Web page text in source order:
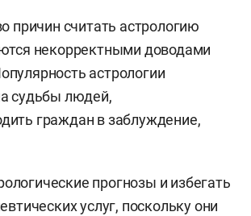
причин считать астрологию
некорректными доводами
астрологии
судьбы людей,
граждан в заблуждение,
прогнозы и избегать
услуг, поскольку они